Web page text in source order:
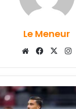
Le Meneur
WebsiteFacebook
X